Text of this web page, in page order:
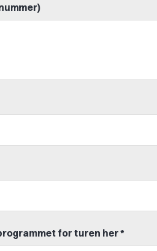
for turen her *